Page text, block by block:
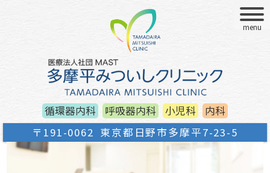
循環器内科 呼吸器内科 小児科
内科
〒191-0062 東京都日野市多摩平7-23-5
menu